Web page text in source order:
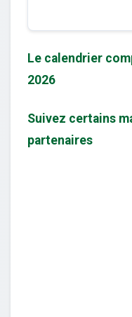
Le calendrier
2026
Suivez certains
partenaires